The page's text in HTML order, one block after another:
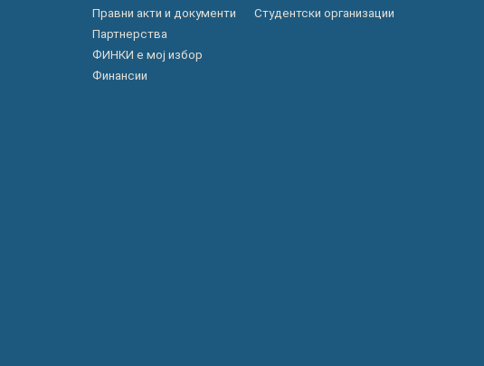
Правни акти и документи
Партнерства
ФИНКИ е мој избор
Финансии
Студентски организации